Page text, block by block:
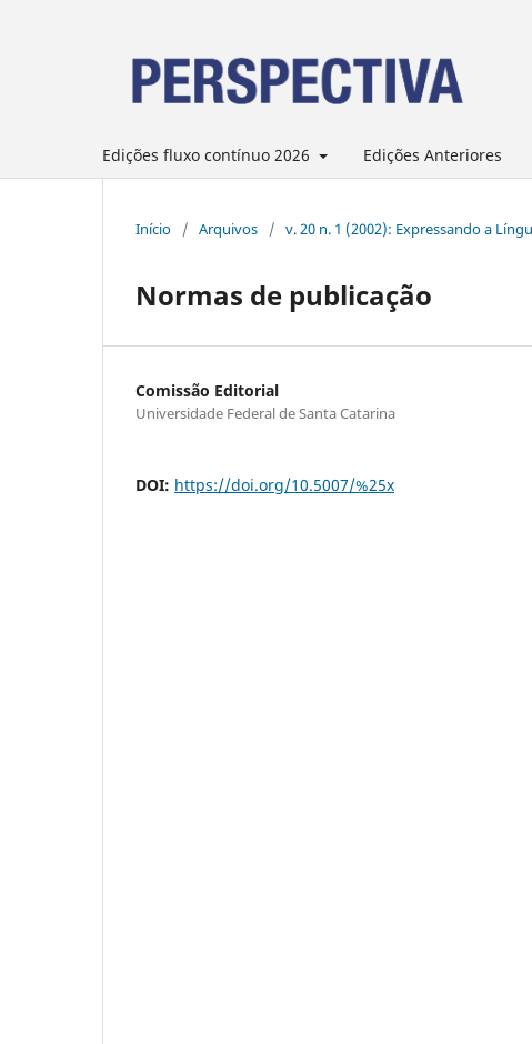
Edições fluxo contínuo 2026 Edições Anteriores
Início / Arquivos / v. 20 n. 1 (2002): Expressando a
Normas de publicação
Comissão Editorial
Universidade Federal de Santa Catarina
DOI: https://doi.org/10.5007/%25x